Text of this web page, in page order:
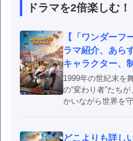
ドラマを2倍楽しむ
【「ワンダーフ
ラマ紹介、あら
キャラクター、
1999年の世紀末を
の“変わり者”たち
かいながら世界を
どこよりも詳し